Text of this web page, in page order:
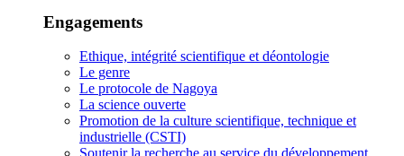
Engagements
Ethique, intégrité scientifique et déontologie
Le genre
Le protocole de Nagoya
La science ouverte
Promotion de la culture scientifique, technique et
industrielle (CSTI)